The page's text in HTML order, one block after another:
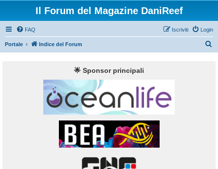
Il Forum del Magazine DaniReef
FAQ Login
Iscriviti
Portale Indice del Forum
🌟 Sponsor principali